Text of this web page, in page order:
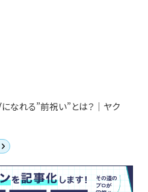
なれる”前祝い”とは？｜ヤク